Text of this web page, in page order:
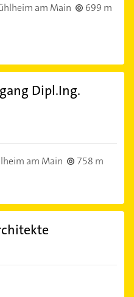
am Main
699 m
Dipl.Ing.
am Main
758 m